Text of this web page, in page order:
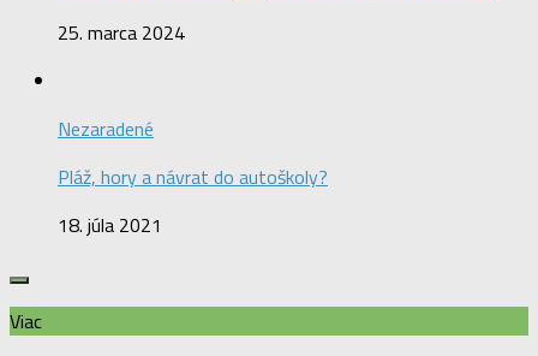
25. marca 2024
Nezaradené
Pláž, hory a návrat do autoškoly?
18. júla 2021
Viac